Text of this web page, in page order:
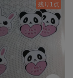
残り1点